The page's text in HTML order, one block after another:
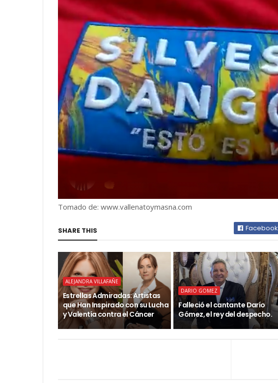
Tomado de: www.vallenatoymasna.com
SHARE THIS Facebook
ALEJANDRA VILLAFAÑE
Estrellas Admiradas: Artistas
que Han Inspirado con su Lucha
y Valentía contra el Cáncer
DARIO GOMEZ
Falleció el cantante Darío
Gómez, el rey del despecho.